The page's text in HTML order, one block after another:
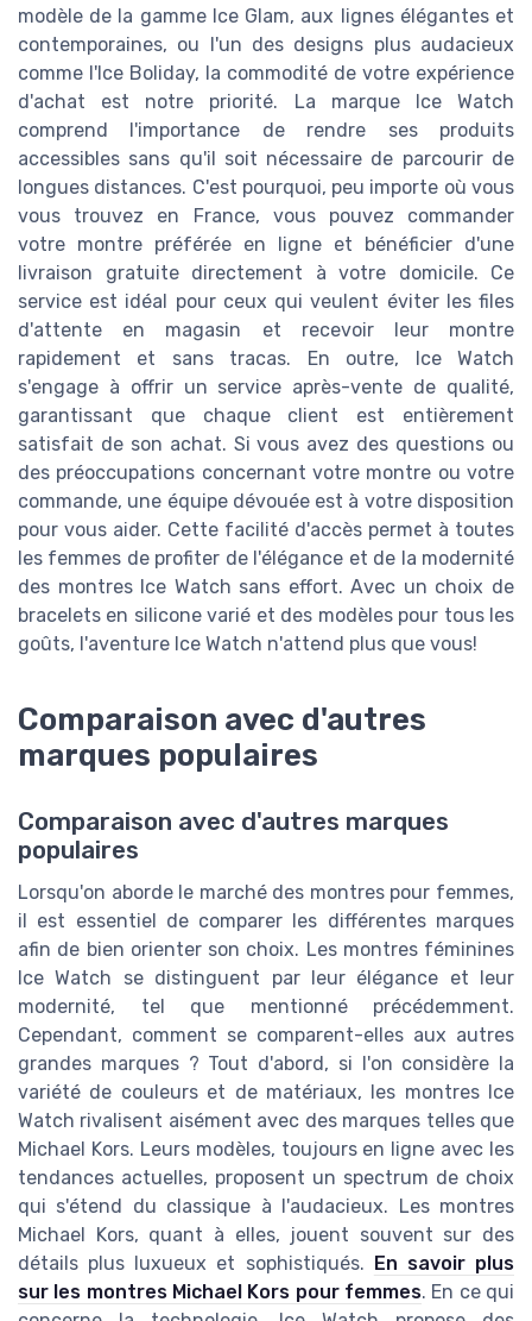
modèle de la gamme Ice Glam, aux lignes élégantes et
contemporaines, ou l'un des designs plus audacieux
comme l'Ice Boliday, la commodité de votre expérience
d'achat est notre priorité. La marque Ice Watch
comprend l'importance de rendre ses produits
accessibles sans qu'il soit nécessaire de parcourir de
longues distances. C'est pourquoi, peu importe où vous
vous trouvez en France, vous pouvez commander
votre montre préférée en ligne et bénéficier d'une
livraison gratuite directement à votre domicile. Ce
service est idéal pour ceux qui veulent éviter les files
d'attente en magasin et recevoir leur montre
rapidement et sans tracas. En outre, Ice Watch
s'engage à offrir un service après-vente de qualité,
garantissant que chaque client est entièrement
satisfait de son achat. Si vous avez des questions ou
des préoccupations concernant votre montre ou votre
commande, une équipe dévouée est à votre disposition
pour vous aider. Cette facilité d'accès permet à toutes
les femmes de profiter de l'élégance et de la modernité
des montres Ice Watch sans effort. Avec un choix de
bracelets en silicone varié et des modèles pour tous les
goûts, l'aventure Ice Watch n'attend plus que vous!
Comparaison avec d'autres
marques populaires
Comparaison avec d'autres marques
populaires
Lorsqu'on aborde le marché des montres pour femmes,
il est essentiel de comparer les différentes marques
afin de bien orienter son choix. Les montres féminines
Ice Watch se distinguent par leur élégance et leur
modernité, tel que mentionné précédemment.
Cependant, comment se comparent-elles aux autres
grandes marques ? Tout d'abord, si l'on considère la
variété de couleurs et de matériaux, les montres Ice
Watch rivalisent aisément avec des marques telles que
Michael Kors. Leurs modèles, toujours en ligne avec les
tendances actuelles, proposent un spectrum de choix
qui s'étend du classique à l'audacieux. Les montres
Michael Kors, quant à elles, jouent souvent sur des
détails plus luxueux et sophistiqués. En savoir plus
sur les montres Michael Kors pour femmes. En ce qui